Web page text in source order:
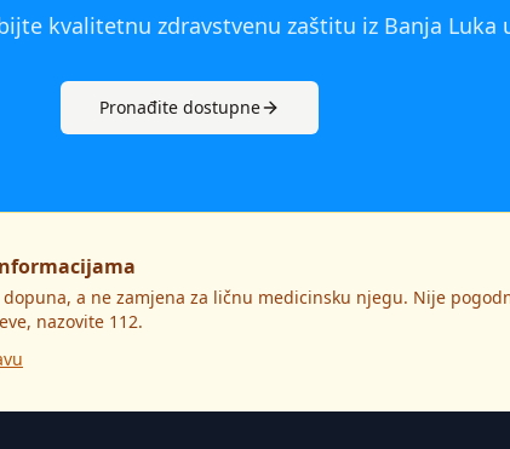
kvalitetnu zdravstvenu zaštitu iz Banja Luka
Pronađite dostupne
a ne zamjena za ličnu medicinsku njegu. Nije
nazovite 112.